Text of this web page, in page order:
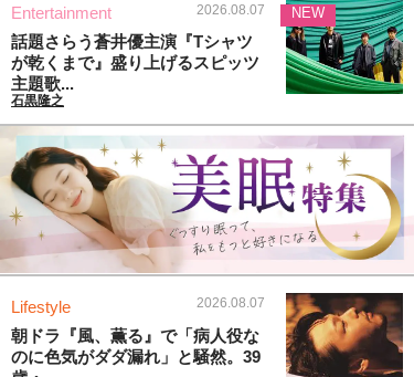
Entertainment 2026.08.07
話題さらう蒼井優主演『Tシャツ
が乾くまで』盛り上げるスピッツ
主題歌...
石黒隆之
NEW
Lifestyle 2026.08.07
朝ドラ『風、薫る』で「病人役な
のに色気がダダ漏れ」と騒然。39